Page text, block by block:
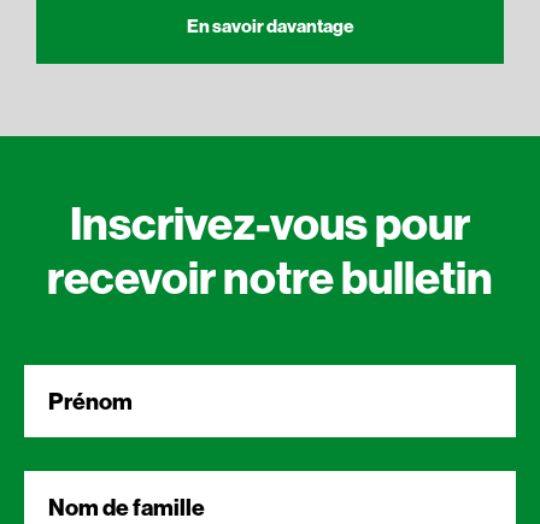
En savoir davantage
Inscrivez-vous pour
recevoir notre bulletin